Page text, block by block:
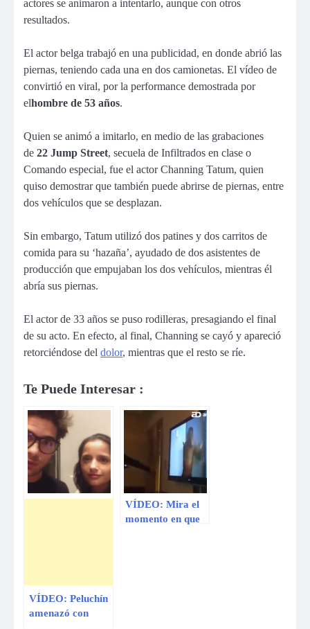
actores se animaron a intentarlo, aunque con otros
resultados.
El actor belga trabajó en una publicidad, en donde abrió las
piernas, teniendo cada una en dos camionetas. El vídeo de
convirtió en viral, por la performance demostrada por
elhombre de 53 años.
Quien se animó a imitarlo, en medio de las grabaciones
de 22 Jump Street, secuela de Infiltrados en clase o
Comando especial, fue el actor Channing Tatum, quien
quiso demostrar que también puede abrirse de piernas, entre
dos vehículos que se desplazan.
Sin embargo, Tatum utilizó dos patines y dos carritos de
comida para su ‘hazaña’, ayudado de dos asistentes de
producción que empujaban los dos vehículos, mientras él
abría sus piernas.
El actor de 33 años se puso rodilleras, presagiando el final
de su acto. En efecto, al final, Channing se cayó y apareció
retorciéndose del dolor, mientras que el resto se ríe.
Te Puede Interesar :
VÍDEO: Peluchín
amenazó con
VÍDEO: Mira el
momento en que